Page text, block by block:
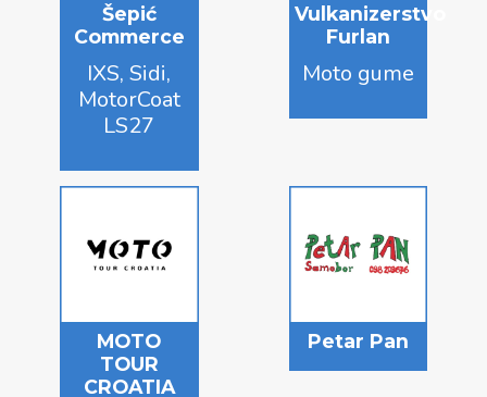
Šepić
Commerce
IXS, Sidi,
MotorCoat
LS27
Vulkanizerstvo
Furlan
Moto gume
MOTO
TOUR
CROATIA
Petar Pan